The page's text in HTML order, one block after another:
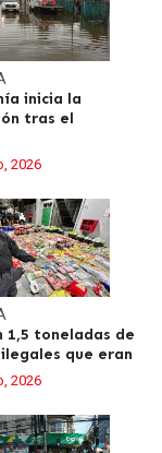
inicia la
tras el
2026
1,5 toneladas de
que eran
2026